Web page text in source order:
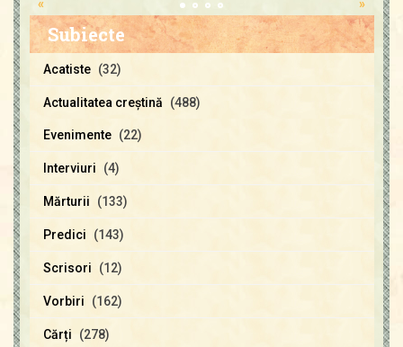
»
«
Subiecte
Acatiste (32)
Actualitatea creştină (488)
Evenimente (22)
Interviuri (4)
Mărturii (133)
Predici (143)
Scrisori (12)
Vorbiri (162)
Cărți (278)